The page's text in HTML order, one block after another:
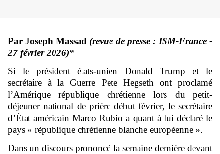
Par Joseph Massad (revue de presse : ISM-France -
27 février 2026)*
Si le président états-unien Donald Trump et le
secrétaire à la Guerre Pete Hegseth ont proclamé
l’Amérique république chrétienne lors du petit-
déjeuner national de prière début février, le secrétaire
d’État américain Marco Rubio a quant à lui déclaré le
pays « république chrétienne blanche européenne ».
Dans un discours prononcé la semaine dernière devant